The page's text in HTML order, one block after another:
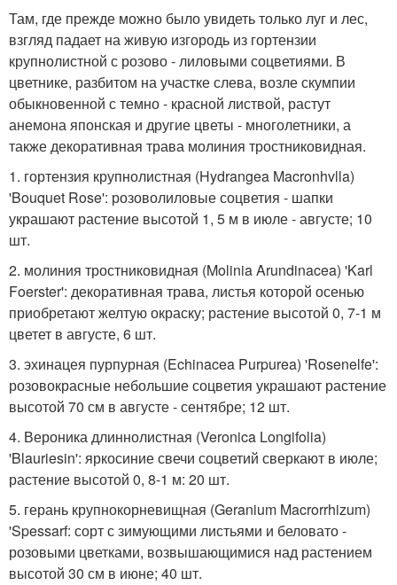
Там, где прежде можно было увидеть только луг и лес,
взгляд падает на живую изгородь из гортензии
крупнолистной с розово - лиловыми соцветиями. В
цветнике, разбитом на участке слева, возле скумпии
обыкновенной с темно - красной листвой, растут
анемона японская и другие цветы - многолетники, а
также декоративная трава молиния тростниковидная.
1. гортензия крупнолистная (Hydrangea Macronhvlla)
'Bouquet Rose': розоволиловые соцветия - шапки
украшают растение высотой 1, 5 м в июле - августе; 10
шт.
2. молиния тростниковидная (Molinia Arundinacea) 'Karl
Foerster': декоративная трава, листья которой осенью
приобретают желтую окраску; растение высотой 0, 7-1 м
цветет в августе, 6 шт.
3. эхинацея пурпурная (Echinacea Purpurea) 'Rosenelfe':
розовокрасные небольшие соцветия украшают растение
высотой 70 см в августе - сентябре; 12 шт.
4. Вероника длиннолистная (Veronica Longifolia)
'Blauriesin': яркосиние свечи соцветий сверкают в июле;
растение высотой 0, 8-1 м: 20 шт.
5. герань крупнокорневищная (Geranium Macrorrhizum)
'Spessarf: сорт с зимующими листьями и беловато -
розовыми цветками, возвышающимися над растением
высотой 30 см в июне; 40 шт.